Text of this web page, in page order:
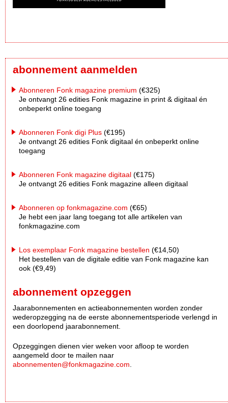
abonnement aanmelden
Abonneren Fonk magazine premium (€325)
Je ontvangt 26 edities Fonk magazine in print & digitaal én
onbeperkt online toegang
Abonneren Fonk digi Plus (€195)
Je ontvangt 26 edities Fonk digitaal én onbeperkt online
toegang
Abonneren Fonk magazine digitaal (€175)
Je ontvangt 26 edities Fonk magazine alleen digitaal
Abonneren op fonkmagazine.com (€65)
Je hebt een jaar lang toegang tot alle artikelen van
fonkmagazine.com
Los exemplaar Fonk magazine bestellen (€14,50)
Het bestellen van de digitale editie van Fonk magazine kan
ook (€9,49)
abonnement opzeggen
Jaarabonnementen en actieabonnementen worden zonder
wederopzegging na de eerste abonnementsperiode verlengd in
een doorlopend jaarabonnement.
Opzeggingen dienen vier weken voor afloop te worden
aangemeld door te mailen naar
abonnementen@fonkmagazine.com.